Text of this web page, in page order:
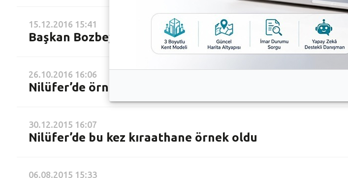
15.12.2016 15:41
Başkan Bozbey’den Çamlık Kebap’a Örnek İş Yeri Belgesi
26.10.2016 16:06
Nilüfer’de örnek işyeri sayısı artıyor
30.12.2015 16:07
Nilüfer’de bu kez kıraathane örnek oldu
06.08.2015 15:33